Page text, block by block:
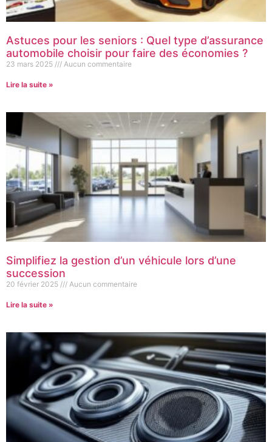
Astuces pour les seniors : Quel type d’assurance
automobile choisir pour faire des économies ?
23 mars 2025 Aucun commentaire
Lire la suite »
Simplifiez la gestion d’un véhicule lors d’une
succession
20 février 2025 Aucun commentaire
Lire la suite »